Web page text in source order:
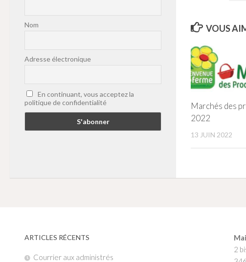
VOUS
Marchés des
2022
13 JUIN 2022
Nom
Adresse électronique
En continuant, vous acceptez la
politique de confidentialité
ARTICLES RÉCENTS
Courrier aux administrés
2